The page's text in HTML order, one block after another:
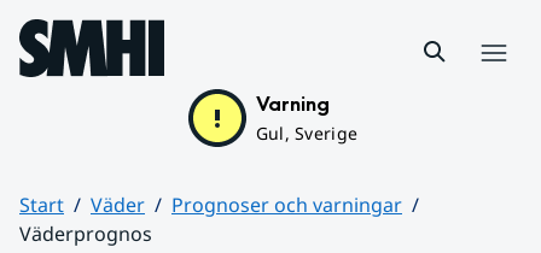
Hoppa till sidans innehåll
Varning
Gul, Sverige
Start Väder
Prognoser och varningar
Väderprognos